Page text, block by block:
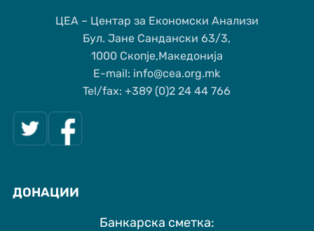
ЦЕА – Центар за Економски Анализи
Бул. Јане Сандански 63/3,
1000 Скопје,Македонија
Е-mail: info@cea.org.mk
Tel/fax: +389 (0)2 24 44 766
ДОНАЦИИ
Банкарска сметка: